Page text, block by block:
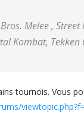
Melee , Street
Kombat, Tekken
tournois. Vous